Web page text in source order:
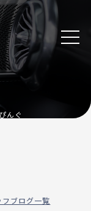
んぐ
フブログ一覧